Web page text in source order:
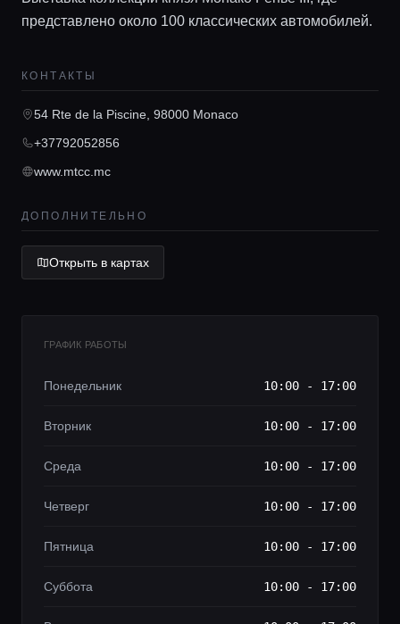
Главная
Локации
Гиды
Консьерж сервис
Lifestyle журнал
представлено около 100 классических автомобилей.
КОНТАКТЫ
54 Rte de la Piscine, 98000 Monaco
+37792052856
www.mtcc.mc
ДОПОЛНИТЕЛЬНО
Открыть в картах
ГРАФИК РАБОТЫ
Понедельник 10:00 - 17:00
Вторник 10:00 - 17:00
Среда 10:00 - 17:00
Четверг 10:00 - 17:00
Пятница 10:00 - 17:00
Суббота 10:00 - 17:00